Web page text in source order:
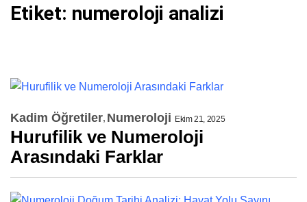
Etiket: numeroloji analizi
Kadim Öğretiler Numeroloji Ekim 21, 2025
Hurufilik ve Numeroloji
Arasındaki Farklar